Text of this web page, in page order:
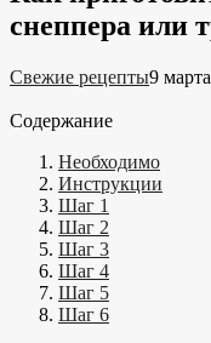
снеппера или
Свежие рецепты9
Содержание
Необходимо
Инструкции
Шаг 1
Шаг 2
Шаг 3
Шаг 4
Шаг 5
Шаг 6